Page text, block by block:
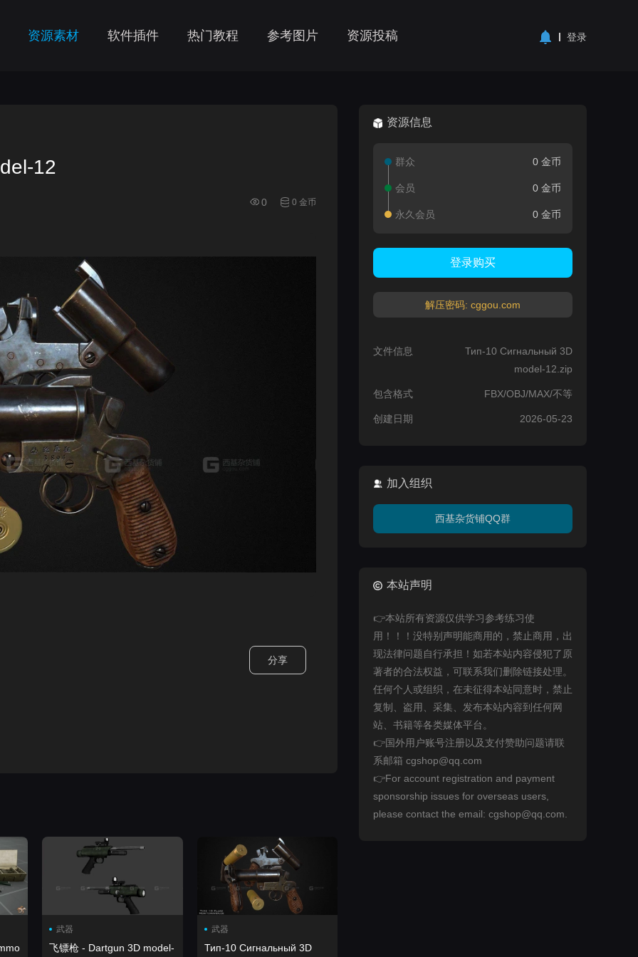
资源素材 软件插件 热门教程 参考图片 资源投稿 登录
12
0 0 金币
分享
武器
飞镖枪 - Dartgun 3D model-
武器
Тип-10 Сигнальный 3D
资源信息
群众 0 金币
会员 0 金币
永久会员 0 金币
登录购买
解压密码: cggou.com
文件信息
Тип-10 Сигнальный 3D
model-12.zip
包含格式 FBX/OBJ/MAX/不等
创建日期 2026-05-23
加入组织
西基杂货铺QQ群
本站声明
👉本站所有资源仅供学习参考练习使
用！！！没特别声明能商用的，禁止商用，出
现法律问题自行承担！如若本站内容侵犯了原
著者的合法权益，可联系我们删除链接处理。
任何个人或组织，在未征得本站同意时，禁止
复制、盗用、采集、发布本站内容到任何网
站、书籍等各类媒体平台。
👉国外用户账号注册以及支付赞助问题请联
系邮箱 cgshop@qq.com
👉For account registration and payment
sponsorship issues for overseas users,
please contact the email: cgshop@qq.com.